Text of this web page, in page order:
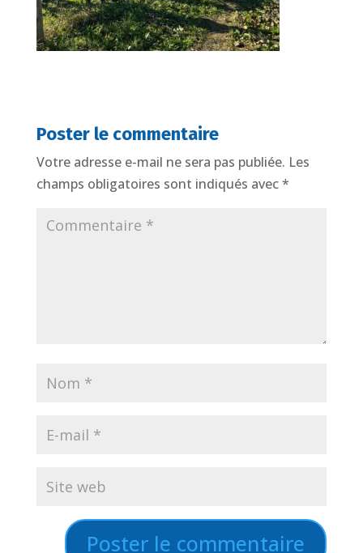
Poster le commentaire
Votre adresse e-mail ne sera pas publiée. Les
champs obligatoires sont indiqués avec*